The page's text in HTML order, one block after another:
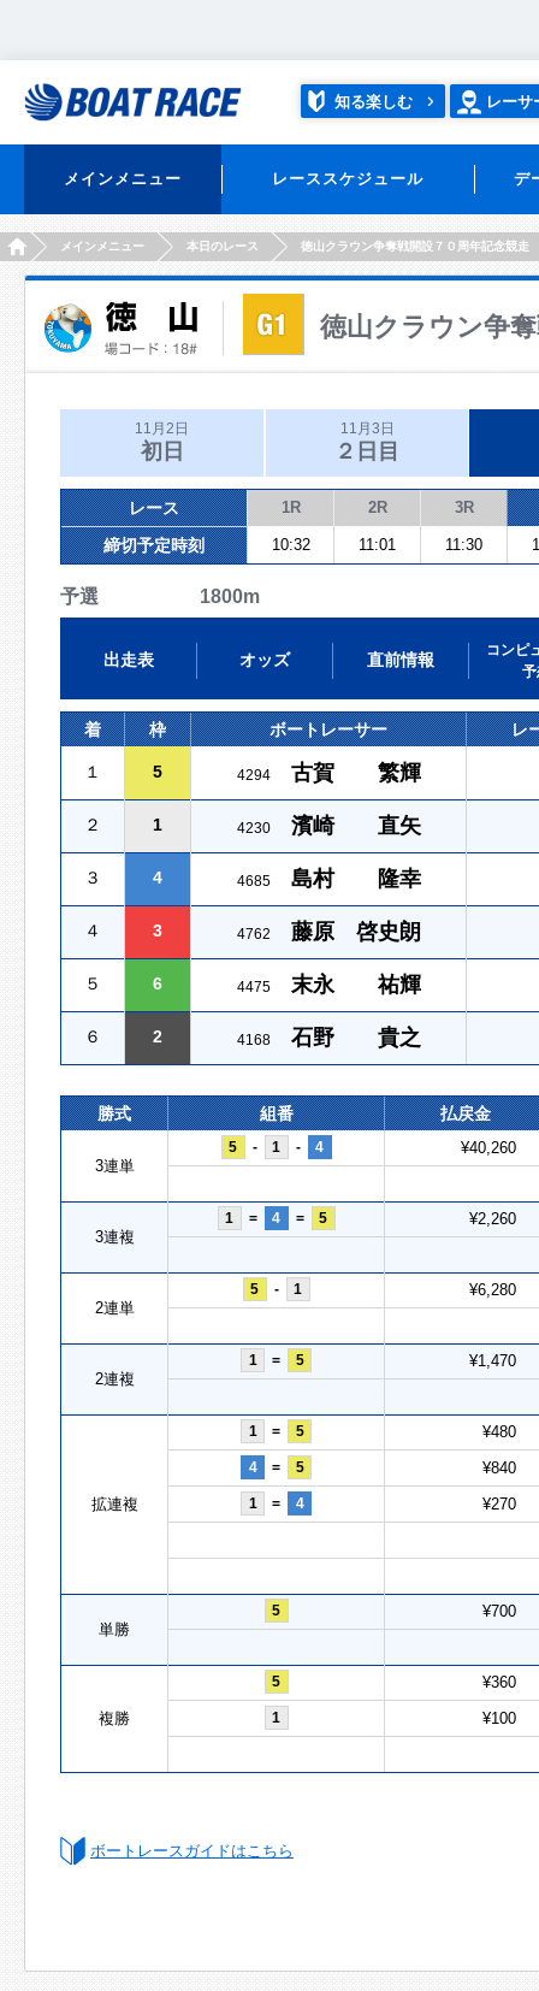
知る楽しむ レーサ
メインメニュー レーススケジュール デ
HOMEメインメニュー 本日のレース 徳山クラウン争奪戦開設７０周年記念競走
徳山クラウン争
11月2日
初日
11月3日
２日目
レース 1R 2R 3R
締切予定時刻 10:32 11:01 11:30
予選 1800m
出走表 オッズ 直前情報
コンピ
予
着 枠 ボートレーサー レ
１ 5 4294 古賀 繁輝
２ 1 4230 濱崎 直矢
３ 4 4685 島村 隆幸
４ 3 4762 藤原 啓史朗
５ 6 4475 末永 祐輝
６ 2 4168 石野 貴之
勝式 組番 払戻金
3連単
5 - 1 - 4 ¥40,260
3連複
1 = 4 = 5 ¥2,260
2連単
5 - 1 ¥6,280
2連複
1 = 5 ¥1,470
拡連複
1 = 5 ¥480
4 = 5 ¥840
1 = 4 ¥270
単勝
5 ¥700
複勝
5 ¥360
1 ¥100
ボートレースガイドはこちら